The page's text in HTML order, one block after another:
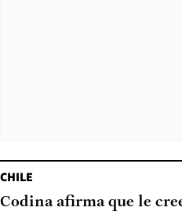
CHILE
Codina afirma que le